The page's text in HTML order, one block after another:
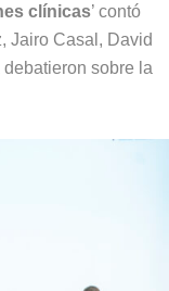
clínicas’ contó
Jairo Casal, David
sobre la